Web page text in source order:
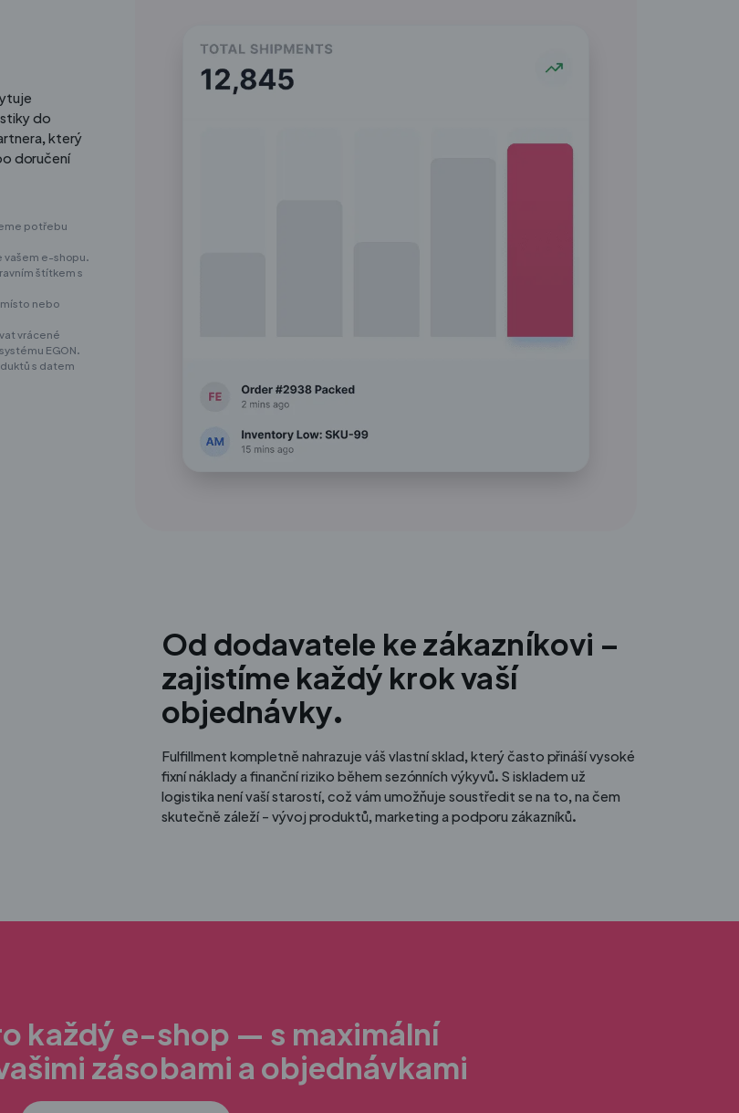
do
který
doručení
potřebu
vašem e-shopu.
štítkem s
nebo
vrácené
EGON.
s datem
Od dodavatele ke zákazníkovi –
zajistíme každý krok vaší
objednávky.
Fulfillment kompletně nahrazuje váš vlastní sklad, který často přináší vysoké
fixní náklady a finanční riziko během sezónních výkyvů. S iskladem už
logistika není vaší starostí, což vám umožňuje soustředit se na to, na čem
skutečně záleží – vývoj produktů, marketing a podporu zákazníků.
každý e-shop — s maximální
zásobami a objednávkami